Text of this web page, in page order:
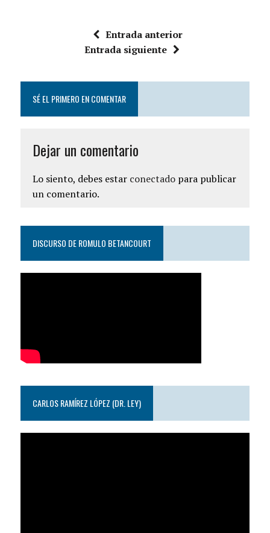
Entrada anterior
Entrada siguiente
SÉ EL PRIMERO EN COMENTAR
Dejar un comentario
Lo siento, debes estar conectadopara publicar
un comentario.
DISCURSO DE ROMULO BETANCOURT
CARLOS RAMÍREZ LÓPEZ (DR. LEY)